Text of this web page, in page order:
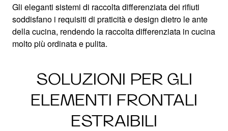
Gli eleganti sistemi di raccolta differenziata dei rifiuti
soddisfano i requisiti di praticità e design dietro le ante
della cucina, rendendo la raccolta differenziata in cucina
molto più ordinata e pulita.
SOLUZIONI PER GLI
ELEMENTI FRONTALI
ESTRAIBILI